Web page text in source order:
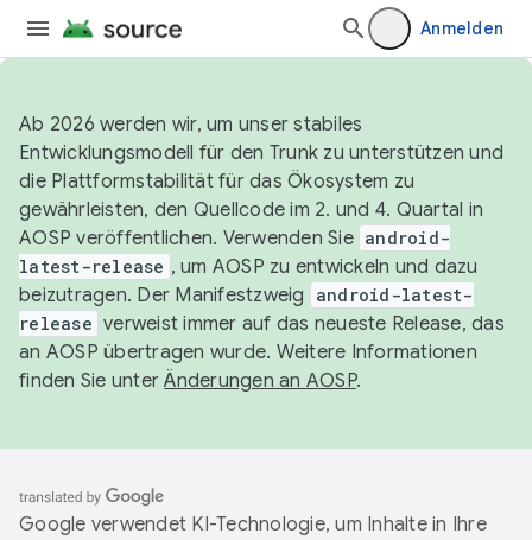
Anmelden
Ab 2026 werden wir, um unser stabiles
Entwicklungsmodell für den Trunk zu unterstützen und
die Plattformstabilität für das Ökosystem zu
gewährleisten, den Quellcode im 2. und 4. Quartal in
AOSP veröffentlichen. Verwenden Sie android-
latest-release , um AOSP zu entwickeln und dazu
beizutragen. Der Manifestzweig
android-latest-
release verweist immer auf das neueste Release, das
an AOSP übertragen wurde. Weitere Informationen
finden Sie unterÄnderungen an AOSP.
Google verwendet KI-Technologie, um Inhalte in Ihre